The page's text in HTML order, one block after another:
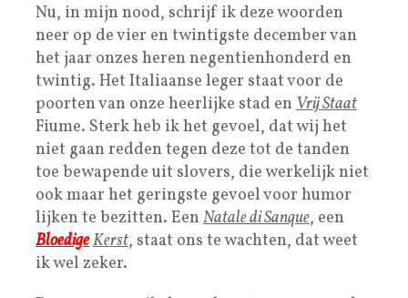
Nu, in mijn nood, schrijf ik deze woorden
neer op de vier en twintigste december van
het jaar onzes heren negentienhonderd en
twintig. Het Italiaanse leger staat voor de
poorten van onze heerlijke stad en Vrij Staat
Fiume. Sterk heb ik het gevoel, dat wij het
niet gaan redden tegen deze tot de tanden
toe bewapende uit slovers, die werkelijk niet
ook maar het geringste gevoel voor humor
lijken te bezitten. Een Natale di Sanque, een
BloedigeKerst, staat ons te wachten, dat weet
ik wel zeker.